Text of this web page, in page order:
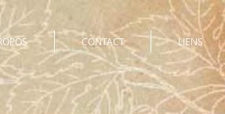
CONTACT LIENS